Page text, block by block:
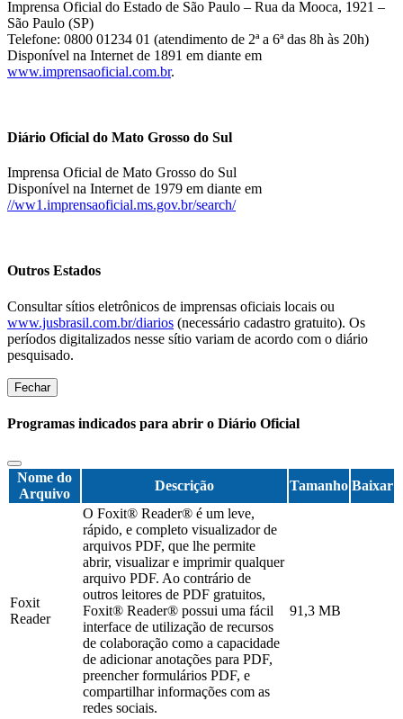
Imprensa Oficial do Estado de São Paulo – Rua da Mooca, 1921 –
São Paulo (SP)
Telefone: 0800 01234 01 (atendimento de 2ª a 6ª das 8h às 20h)
Disponível na Internet de 1891 em diante em
www.imprensaoficial.com.br.
Diário Oficial do Mato Grosso do Sul
Imprensa Oficial de Mato Grosso do Sul
Disponível na Internet de 1979 em diante em
//ww1.imprensaoficial.ms.gov.br/search/
Outros Estados
Consultar sítios eletrônicos de imprensas oficiais locais ou
www.jusbrasil.com.br/diarios (necessário cadastro gratuito). Os
períodos digitalizados nesse sítio variam de acordo com o diário
pesquisado.
Fechar
Programas indicados para abrir o Diário Oficial
Nome do
Arquivo
Descrição Tamanho Baixar
Foxit
Reader
O Foxit® Reader® é um leve,
rápido, e completo visualizador de
arquivos PDF, que lhe permite
abrir, visualizar e imprimir qualquer
arquivo PDF. Ao contrário de
outros leitores de PDF gratuitos,
Foxit® Reader® possui uma fácil
interface de utilização de recursos
de colaboração como a capacidade
de adicionar anotações para PDF,
preencher formulários PDF, e
compartilhar informações com as
redes sociais.
91,3 MB